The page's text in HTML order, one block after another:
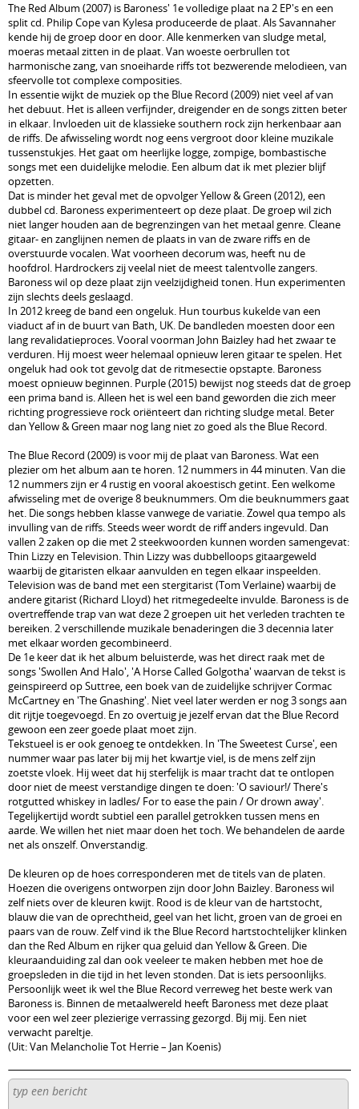
The Red Album (2007) is Baroness' 1e volledige plaat na 2 EP's en een
split cd. Philip Cope van Kylesa produceerde de plaat. Als Savannaher
kende hij de groep door en door. Alle kenmerken van sludge metal,
moeras metaal zitten in de plaat. Van woeste oerbrullen tot
harmonische zang, van snoeiharde riffs tot bezwerende melodieen, van
sfeervolle tot complexe composities.
In essentie wijkt de muziek op the Blue Record (2009) niet veel af van
het debuut. Het is alleen verfijnder, dreigender en de songs zitten beter
in elkaar. Invloeden uit de klassieke southern rock zijn herkenbaar aan
de riffs. De afwisseling wordt nog eens vergroot door kleine muzikale
tussenstukjes. Het gaat om heerlijke logge, zompige, bombastische
songs met een duidelijke melodie. Een album dat ik met plezier blijf
opzetten.
Dat is minder het geval met de opvolger Yellow & Green (2012), een
dubbel cd. Baroness experimenteert op deze plaat. De groep wil zich
niet langer houden aan de begrenzingen van het metaal genre. Cleane
gitaar- en zanglijnen nemen de plaats in van de zware riffs en de
overstuurde vocalen. Wat voorheen decorum was, heeft nu de
hoofdrol. Hardrockers zij veelal niet de meest talentvolle zangers.
Baroness wil op deze plaat zijn veelzijdigheid tonen. Hun experimenten
zijn slechts deels geslaagd.
In 2012 kreeg de band een ongeluk. Hun tourbus kukelde van een
viaduct af in de buurt van Bath, UK. De bandleden moesten door een
lang revalidatieproces. Vooral voorman John Baizley had het zwaar te
verduren. Hij moest weer helemaal opnieuw leren gitaar te spelen. Het
ongeluk had ook tot gevolg dat de ritmesectie opstapte. Baroness
moest opnieuw beginnen. Purple (2015) bewijst nog steeds dat de groep
een prima band is. Alleen het is wel een band geworden die zich meer
richting progressieve rock oriënteert dan richting sludge metal. Beter
dan Yellow & Green maar nog lang niet zo goed als the Blue Record.
The Blue Record (2009) is voor mij de plaat van Baroness. Wat een
plezier om het album aan te horen. 12 nummers in 44 minuten. Van die
12 nummers zijn er 4 rustig en vooral akoestisch getint. Een welkome
afwisseling met de overige 8 beuknummers. Om die beuknummers gaat
het. Die songs hebben klasse vanwege de variatie. Zowel qua tempo als
invulling van de riffs. Steeds weer wordt de riff anders ingevuld. Dan
vallen 2 zaken op die met 2 steekwoorden kunnen worden samengevat:
Thin Lizzy en Television. Thin Lizzy was dubbelloops gitaargeweld
waarbij de gitaristen elkaar aanvulden en tegen elkaar inspeelden.
Television was de band met een stergitarist (Tom Verlaine) waarbij de
andere gitarist (Richard Lloyd) het ritmegedeelte invulde. Baroness is de
overtreffende trap van wat deze 2 groepen uit het verleden trachten te
bereiken. 2 verschillende muzikale benaderingen die 3 decennia later
met elkaar worden gecombineerd.
De 1e keer dat ik het album beluisterde, was het direct raak met de
songs 'Swollen And Halo', 'A Horse Called Golgotha' waarvan de tekst is
geinspireerd op Suttree, een boek van de zuidelijke schrijver Cormac
McCartney en 'The Gnashing'. Niet veel later werden er nog 3 songs aan
dit rijtje toegevoegd. En zo overtuig je jezelf ervan dat the Blue Record
gewoon een zeer goede plaat moet zijn.
Tekstueel is er ook genoeg te ontdekken. In 'The Sweetest Curse', een
nummer waar pas later bij mij het kwartje viel, is de mens zelf zijn
zoetste vloek. Hij weet dat hij sterfelijk is maar tracht dat te ontlopen
door niet de meest verstandige dingen te doen: 'O saviour!/ There's
rotgutted whiskey in ladles/ For to ease the pain / Or drown away'.
Tegelijkertijd wordt subtiel een parallel getrokken tussen mens en
aarde. We willen het niet maar doen het toch. We behandelen de aarde
net als onszelf. Onverstandig.
De kleuren op de hoes corresponderen met de titels van de platen.
Hoezen die overigens ontworpen zijn door John Baizley. Baroness wil
zelf niets over de kleuren kwijt. Rood is de kleur van de hartstocht,
blauw die van de oprechtheid, geel van het licht, groen van de groei en
paars van de rouw. Zelf vind ik the Blue Record hartstochtelijker klinken
dan the Red Album en rijker qua geluid dan Yellow & Green. Die
kleuraanduiding zal dan ook veeleer te maken hebben met hoe de
groepsleden in die tijd in het leven stonden. Dat is iets persoonlijks.
Persoonlijk weet ik wel the Blue Record verreweg het beste werk van
Baroness is. Binnen de metaalwereld heeft Baroness met deze plaat
voor een wel zeer plezierige verrassing gezorgd. Bij mij. Een niet
verwacht pareltje.
(Uit: Van Melancholie Tot Herrie – Jan Koenis)